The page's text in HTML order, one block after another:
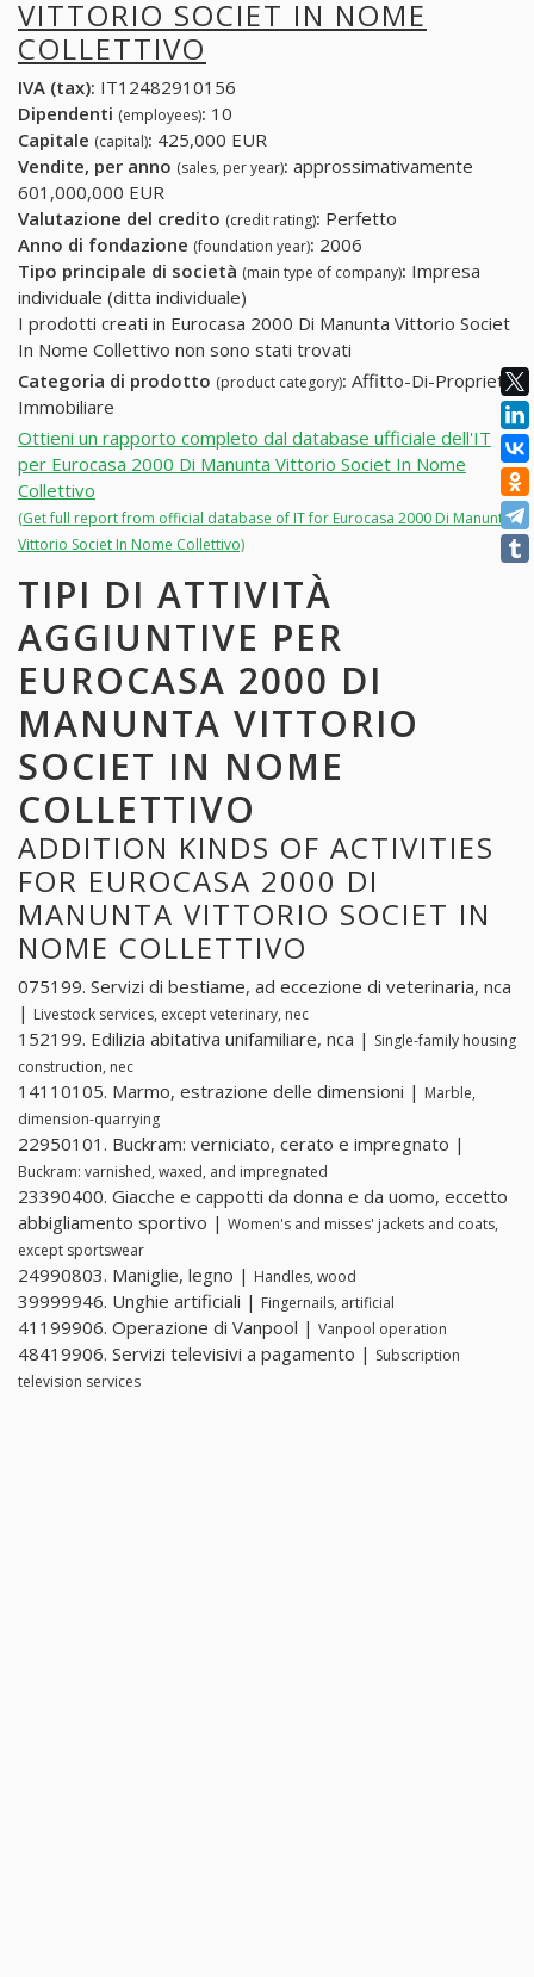
VITTORIO SOCIET IN NOME
COLLETTIVO
IVA (tax): IT12482910156
Dipendenti (employees): 10
Capitale (capital): 425,000 EUR
Vendite, per anno (sales, per year): approssimativamente
601,000,000 EUR
Valutazione del credito (credit rating): Perfetto
Anno di fondazione (foundation year): 2006
Tipo principale di società (main type of company): Impresa
individuale (ditta individuale)
I prodotti creati in Eurocasa 2000 Di Manunta Vittorio Societ
In Nome Collettivo non sono stati trovati
Categoria di prodotto (product category): Affitto-Di-Propriet-
Immobiliare
Ottieni un rapporto completo dal database ufficiale dell'IT
per Eurocasa 2000 Di Manunta Vittorio Societ In Nome
Collettivo
(Get full report from official database of IT for Eurocasa 2000 Di Manunta
Vittorio Societ In Nome Collettivo)
TIPI DI ATTIVITÀ
AGGIUNTIVE PER
EUROCASA 2000 DI
MANUNTA VITTORIO
SOCIET IN NOME
COLLETTIVO
ADDITION KINDS OF ACTIVITIES
FOR EUROCASA 2000 DI
MANUNTA VITTORIO SOCIET IN
NOME COLLETTIVO
075199. Servizi di bestiame, ad eccezione di veterinaria, nca
| Livestock services, except veterinary, nec
152199. Edilizia abitativa unifamiliare, nca | Single-family housing
construction, nec
14110105. Marmo, estrazione delle dimensioni | Marble,
dimension-quarrying
22950101. Buckram: verniciato, cerato e impregnato |
Buckram: varnished, waxed, and impregnated
23390400. Giacche e cappotti da donna e da uomo, eccetto
abbigliamento sportivo | Women's and misses' jackets and coats,
except sportswear
24990803. Maniglie, legno | Handles, wood
39999946. Unghie artificiali | Fingernails, artificial
41199906. Operazione di Vanpool | Vanpool operation
48419906. Servizi televisivi a pagamento | Subscription
television services